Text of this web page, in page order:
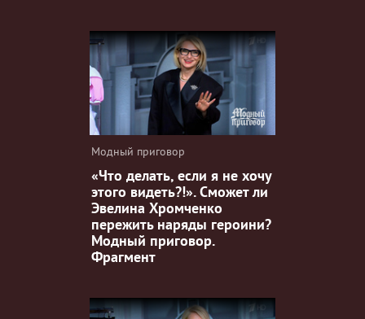
Модный приговор
«Что делать, если я не хочу
этого видеть?!». Сможет ли
Эвелина Хромченко
пережить наряды героини?
Модный приговор.
Фрагмент